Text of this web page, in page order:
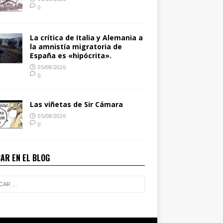
0
La crítica de Italia y Alemania a
la amnistía migratoria de
España es «hipócrita».
05/08/2026
0
Las viñetas de Sir Cámara
05/08/2026
0
EN EL BLOG